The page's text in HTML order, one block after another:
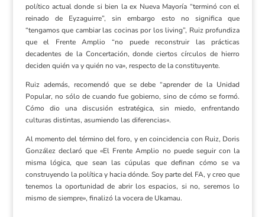
político actual donde si bien la ex Nueva Mayoría “terminó con el
reinado de Eyzaguirre”, sin embargo esto no significa que
“tengamos que cambiar las cocinas por los living”, Ruiz profundiza
que el Frente Amplio “no puede reconstruir las prácticas
decadentes de la Concertación, donde ciertos círculos de hierro
deciden quién va y quién no va», respecto de la constituyente.
Ruiz además, recomendó que se debe “aprender de la Unidad
Popular, no sólo de cuando fue gobierno, sino de cómo se formó.
Cómo dio una discusión estratégica, sin miedo, enfrentando
culturas distintas, asumiendo las diferencias».
Al momento del término del foro, y en coincidencia con Ruiz, Doris
González declaró que «El Frente Amplio no puede seguir con la
misma lógica, que sean las cúpulas que definan cómo se va
construyendo la política y hacia dónde. Soy parte del FA, y creo que
tenemos la oportunidad de abrir los espacios, si no, seremos lo
mismo de siempre», finalizó la vocera de Ukamau.